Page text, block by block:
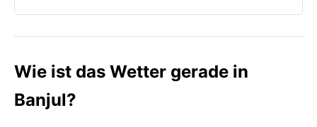
Wie ist das Wetter gerade in
Banjul?